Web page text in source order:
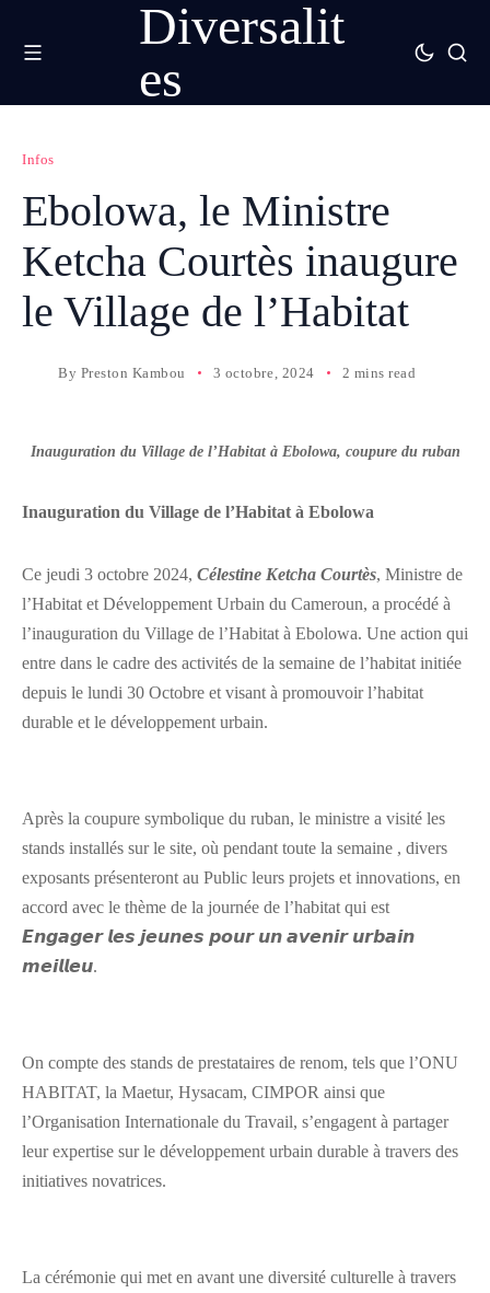
Diversalit
es
Infos
Ebolowa, le Ministre
Ketcha Courtès inaugure
le Village de l’Habitat
By Preston Kambou 3 octobre, 2024 2 mins read
Inauguration du Village de l’Habitat à Ebolowa, coupure du ruban
Inauguration du Village de l’Habitat à Ebolowa
Ce jeudi 3 octobre 2024, Célestine Ketcha Courtès, Ministre de
l’Habitat et Développement Urbain du Cameroun, a procédé à
l’inauguration du Village de l’Habitat à Ebolowa. Une action qui
entre dans le cadre des activités de la semaine de l’habitat initiée
depuis le lundi 30 Octobre et visant à promouvoir l’habitat
durable et le développement urbain.
Après la coupure symbolique du ruban, le ministre a visité les
stands installés sur le site, où pendant toute la semaine , divers
exposants présenteront au Public leurs projets et innovations, en
accord avec le thème de la journée de l’habitat qui est
𝙀𝙣𝙜𝙖𝙜𝙚𝙧 𝙡𝙚𝙨 𝙟𝙚𝙪𝙣𝙚𝙨 𝙥𝙤𝙪𝙧 𝙪𝙣 𝙖𝙫𝙚𝙣𝙞𝙧 𝙪𝙧𝙗𝙖𝙞𝙣
𝙢𝙚𝙞𝙡𝙡𝙚𝙪.
On compte des stands de prestataires de renom, tels que l’ONU
HABITAT, la Maetur, Hysacam, CIMPOR ainsi que
l’Organisation Internationale du Travail, s’engagent à partager
leur expertise sur le développement urbain durable à travers des
initiatives novatrices.
La cérémonie qui met en avant une diversité culturelle à travers